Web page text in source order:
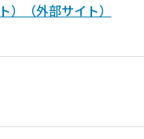
（外部サイト）